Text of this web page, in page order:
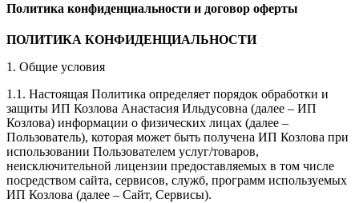
Политика конфиденциальности и договор оферты
ПОЛИТИКА КОНФИДЕНЦИАЛЬНОСТИ
1. Общие условия
1.1. Настоящая Политика определяет порядок обработки и
защиты ИП Козлова Анастасия Ильдусовна (далее – ИП
Козлова) информации о физических лицах (далее –
Пользователь), которая может быть получена ИП Козлова при
использовании Пользователем услуг/товаров,
неисключительной лицензии предоставляемых в том числе
посредством сайта, сервисов, служб, программ используемых
ИП Козлова (далее – Сайт, Сервисы).